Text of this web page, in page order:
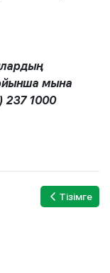
мына
237 1000
Тізімге